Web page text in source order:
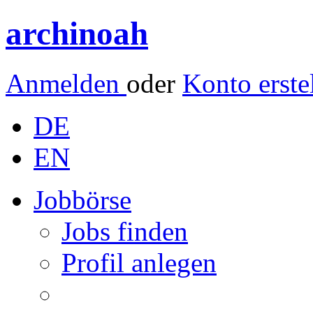
archinoah
Anmelden oder Konto
DE
EN
Jobbörse
Jobs finden
Profil anlegen